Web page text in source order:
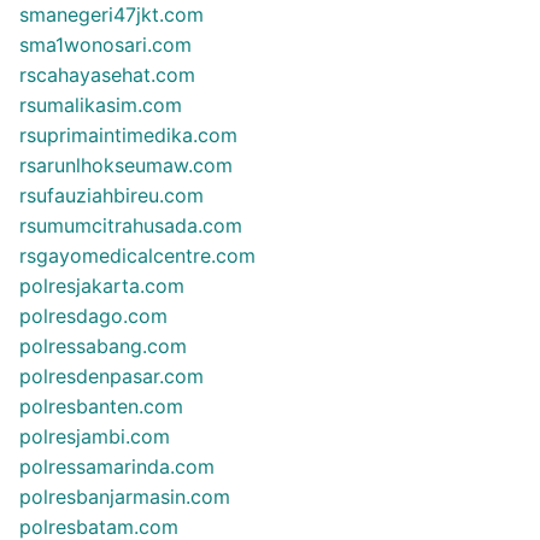
smanegeri47jkt.com
sma1wonosari.com
rscahayasehat.com
rsumalikasim.com
rsuprimaintimedika.com
rsarunlhokseumaw.com
rsufauziahbireu.com
rsumumcitrahusada.com
rsgayomedicalcentre.com
polresjakarta.com
polresdago.com
polressabang.com
polresdenpasar.com
polresbanten.com
polresjambi.com
polressamarinda.com
polresbanjarmasin.com
polresbatam.com